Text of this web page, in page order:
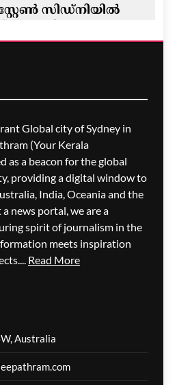
സിഡ്‌നിയില്‍
നേരിട്ടുള്ള
ദാസ്‌ 4 hours ago 0
മലയാളി
ജൂബിലി
ഓണം
സന്ധ്യയും ഓഗസ്റ്റ്
ദാസ്‌ 4 hours ago
ജിപി
കൂടുതൽ
Global city of Sydney in
(Your Kerala
as a beacon for the global
providing a digital window to
India, Oceania and the
news portal, we are a
spirit of journalism in the
meets inspiration
Read More
Australia